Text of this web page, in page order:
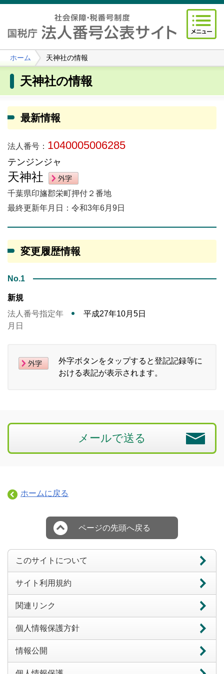
ホーム 天神社の情報
天神社の情報
最新情報
法人番号： 1040005006285
テンジンジャ
天神社
千葉県印旛郡栄町押付２番地
最終更新年月日：令和3年6月9日
変更履歴情報
No.1
新規
法人番号指定年
月日
平成27年10月5日
外字ボタンをタップすると登記記録等に
おける表記が表示されます。
メールで送る
ホームに戻る
ページの先頭へ戻る
このサイトについて
サイト利用規約
関連リンク
個人情報保護方針
情報公開